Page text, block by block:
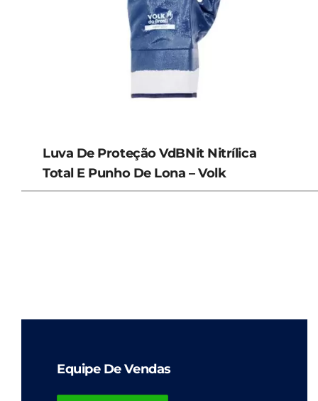
Luva De Proteção VdBNit Nitrílica
Total E Punho De Lona – Volk
Equipe De Vendas